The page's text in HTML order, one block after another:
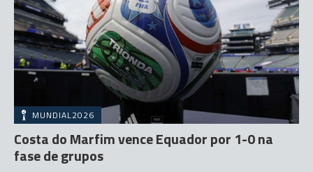
MUNDIAL2026
Costa do Marfim vence Equador por 1-0 na
fase de grupos